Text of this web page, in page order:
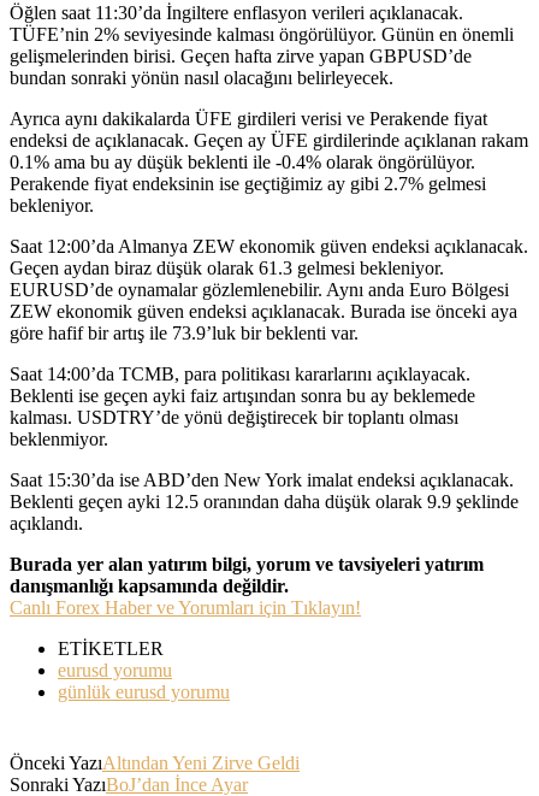
Öğlen saat 11:30’da İngiltere enflasyon verileri açıklanacak.
TÜFE’nin 2% seviyesinde kalması öngörülüyor. Günün en önemli
gelişmelerinden birisi. Geçen hafta zirve yapan GBPUSD’de
bundan sonraki yönün nasıl olacağını belirleyecek.
Ayrıca aynı dakikalarda ÜFE girdileri verisi ve Perakende fiyat
endeksi de açıklanacak. Geçen ay ÜFE girdilerinde açıklanan rakam
0.1% ama bu ay düşük beklenti ile -0.4% olarak öngörülüyor.
Perakende fiyat endeksinin ise geçtiğimiz ay gibi 2.7% gelmesi
bekleniyor.
Saat 12:00’da Almanya ZEW ekonomik güven endeksi açıklanacak.
Geçen aydan biraz düşük olarak 61.3 gelmesi bekleniyor.
EURUSD’de oynamalar gözlemlenebilir. Aynı anda Euro Bölgesi
ZEW ekonomik güven endeksi açıklanacak. Burada ise önceki aya
göre hafif bir artış ile 73.9’luk bir beklenti var.
Saat 14:00’da TCMB, para politikası kararlarını açıklayacak.
Beklenti ise geçen ayki faiz artışından sonra bu ay beklemede
kalması. USDTRY’de yönü değiştirecek bir toplantı olması
beklenmiyor.
Saat 15:30’da ise ABD’den New York imalat endeksi açıklanacak.
Beklenti geçen ayki 12.5 oranından daha düşük olarak 9.9 şeklinde
açıklandı.
Burada yer alan yatırım bilgi, yorum ve tavsiyeleri yatırım
danışmanlığı kapsamında değildir.
Canlı Forex Haber ve Yorumları için Tıklayın!
ETİKETLER
eurusd yorumu
günlük eurusd yorumu
Önceki YazıAltından Yeni Zirve Geldi
Sonraki YazıBoJ’dan İnce Ayar